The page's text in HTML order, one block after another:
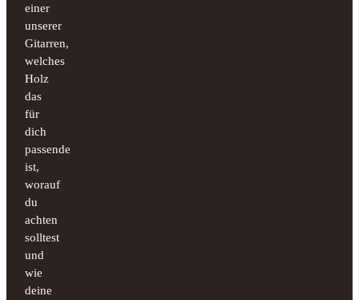
einer
unserer
Gitarren,
welches
Holz
das
für
dich
passende
ist,
worauf
du
achten
solltest
und
wie
deine